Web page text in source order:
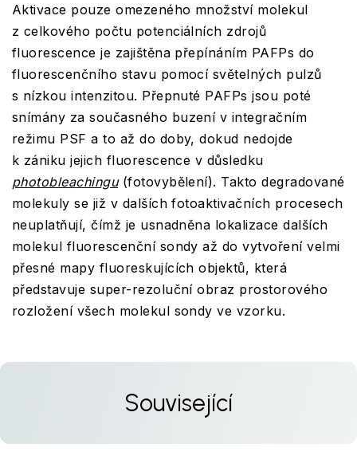
Aktivace pouze omezeného množství molekul
z celkového počtu potenciálních zdrojů
fluorescence je zajištěna přepínáním PAFPs do
fluorescenčního stavu pomocí světelných pulzů
s nízkou intenzitou. Přepnuté PAFPs jsou poté
snímány za současného buzení v integračním
režimu PSF a to až do doby, dokud nedojde
k zániku jejich fluorescence v důsledku
photobleachingu(fotovybělení). Takto degradované
molekuly se již v dalších fotoaktivačních procesech
neuplatňují, čímž je usnadněna lokalizace dalších
molekul fluorescenční sondy až do vytvoření velmi
přesné mapy fluoreskujících objektů, která
představuje super-rezoluční obraz prostorového
rozložení všech molekul sondy ve vzorku.
Související